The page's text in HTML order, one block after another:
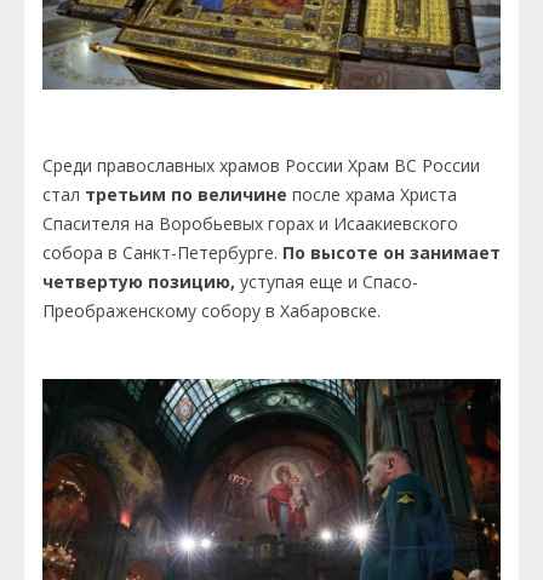
Среди православных храмов России Храм ВС России
стал третьим по величине после храма Христа
Спасителя на Воробьевых горах и Исаакиевского
собора в Санкт-Петербурге. По высоте он занимает
четвертую позицию, уступая еще и Спасо-
Преображенскому собору в Хабаровске.